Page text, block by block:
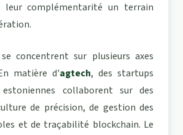
leur complémentarité un terrain
concentrent sur plusieurs axes
matière d'agtech, des startups
collaborent sur des
de précision, de gestion des
et de traçabilité blockchain. Le